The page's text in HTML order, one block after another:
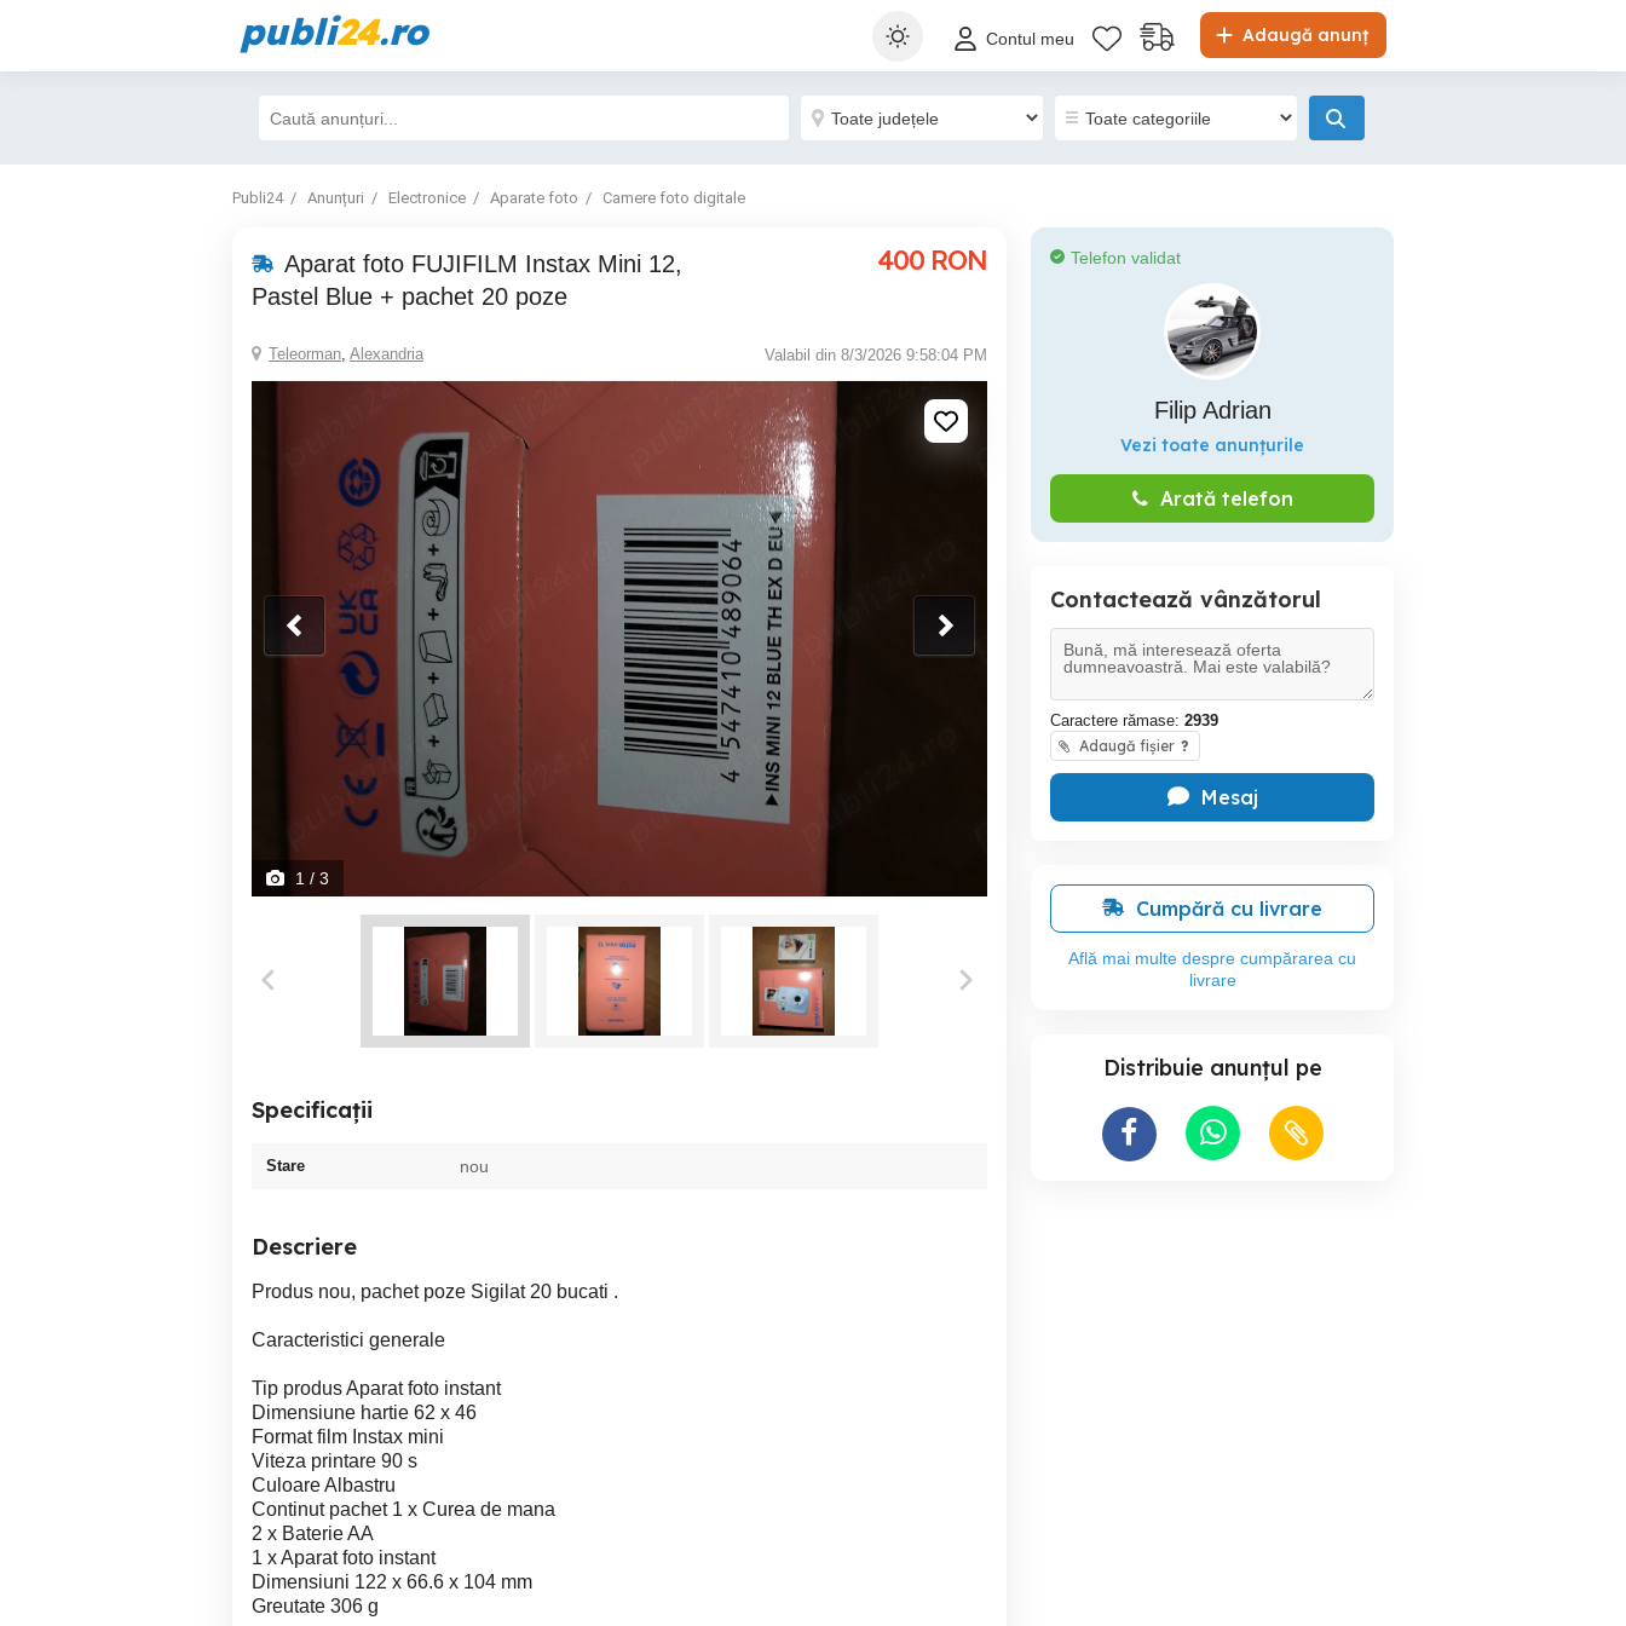
publi24.ro Adaugă anunț
Contul meu
Publi24 Anunțuri Electronice Aparate foto Camere foto digitale
Aparat foto FUJIFILM Instax Mini 12,
Pastel Blue + pachet 20 poze
400 RON
Teleorman, Alexandria Valabil din 8/3/2026 9:58:04 PM
1 / 3
Specificații
Stare nou
Descriere
Produs nou, pachet poze Sigilat 20 bucati .
Caracteristici generale
Tip produs Aparat foto instant
Dimensiune hartie 62 x 46
Format film Instax mini
Viteza printare 90 s
Culoare Albastru
Continut pachet 1 x Curea de mana
2 x Baterie AA
1 x Aparat foto instant
Dimensiuni 122 x 66.6 x 104 mm
Greutate 306 g
Telefon validat
Filip Adrian
Vezi toate anunțurile
Arată telefon
Contactează vânzătorul
Caractere rămase: 2939
Adaugă fișier ?
Mesaj
Cumpără cu livrare
Află mai multe despre cumpărarea cu
livrare
Distribuie anunțul pe